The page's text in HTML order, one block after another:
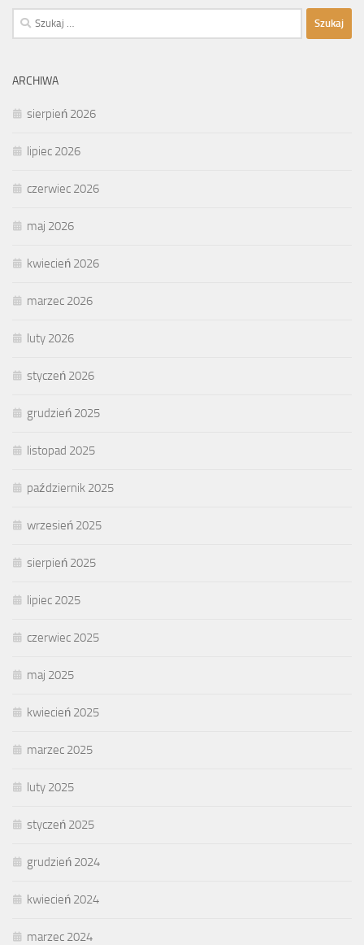
Szukaj:
ARCHIWA
sierpień 2026
lipiec 2026
czerwiec 2026
maj 2026
kwiecień 2026
marzec 2026
luty 2026
styczeń 2026
grudzień 2025
listopad 2025
październik 2025
wrzesień 2025
sierpień 2025
lipiec 2025
czerwiec 2025
maj 2025
kwiecień 2025
marzec 2025
luty 2025
styczeń 2025
grudzień 2024
kwiecień 2024
marzec 2024